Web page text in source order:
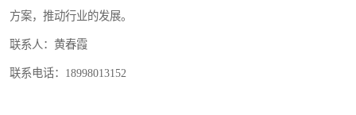
方案，推动行业的发展。
联系人：黄春霞
联系电话：18998013152